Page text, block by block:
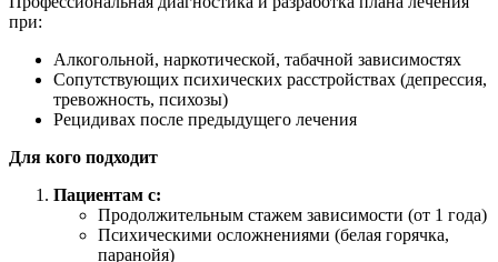
при:
Алкогольной, наркотической, табачной зависимостях
Сопутствующих психических расстройствах (депрессия,
тревожность, психозы)
Рецидивах после предыдущего лечения
Для кого подходит
Пациентам с:
Продолжительным стажем зависимости (от 1 года)
Психическими осложнениями (белая горячка,
паранойя)